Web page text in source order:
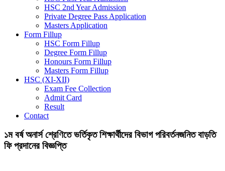
HSC 2nd Year Admission
Private Degree Pass Application
Masters Application
Form Fillup
HSC Form Fillup
Degree Form Fillup
Honours Form Fillup
Masters Form Fillup
HSC (XI-XII)
Exam Fee Collection
Admit Card
Result
Contact
১ম বর্ষ অনার্স শ্রেণিতে ভর্তিকৃত শিক্ষার্থীদের বিভাগ পরিবর্তনজনিত বাড়তি
ফি প্রদানের বিজ্ঞপ্তি